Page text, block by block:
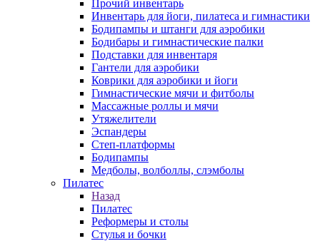
Прочий инвентарь
Инвентарь для йоги, пилатеса и гимнастики
Бодипампы и штанги для аэробики
Бодибары и гимнастические палки
Подставки для инвентаря
Гантели для аэробики
Коврики для аэробики и йоги
Гимнастические мячи и фитболы
Массажные роллы и мячи
Утяжелители
Эспандеры
Степ-платформы
Бодипампы
Медболы, волболлы, слэмболы
Пилатес
Назад
Пилатес
Реформеры и столы
Стулья и бочки